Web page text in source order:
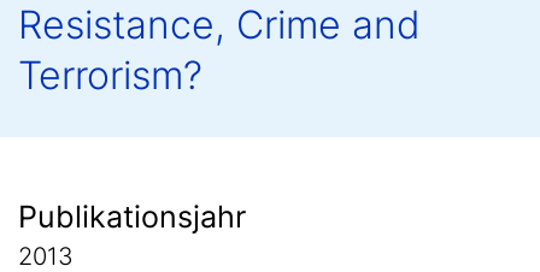
Resistance, Crime and
Terrorism?
Publikationsjahr
2013